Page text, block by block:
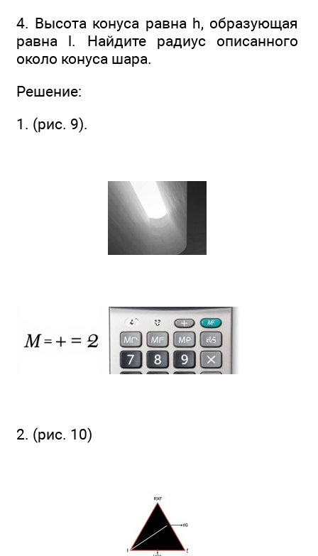
4. Высота конуса равна h, образующая
равна l. Найдите радиус описанного
около конуса шара.
Решение:
1. (рис. 9).
2. (рис. 10)